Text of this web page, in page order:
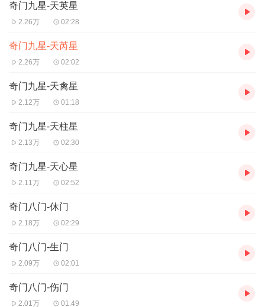
奇门九星-天英星
2.26万 02:28
奇门九星-天芮星
2.26万 02:02
奇门九星-天禽星
2.12万 01:18
奇门九星-天柱星
2.13万 02:30
奇门九星-天心星
2.11万 02:52
奇门八门-休门
2.18万 02:29
奇门八门-生门
2.09万 02:01
奇门八门-伤门
2.01万 01:49